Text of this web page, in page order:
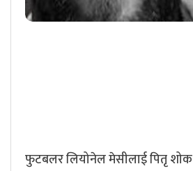
फुटबलर लियोनेल मेसीलाई पितृ शोक